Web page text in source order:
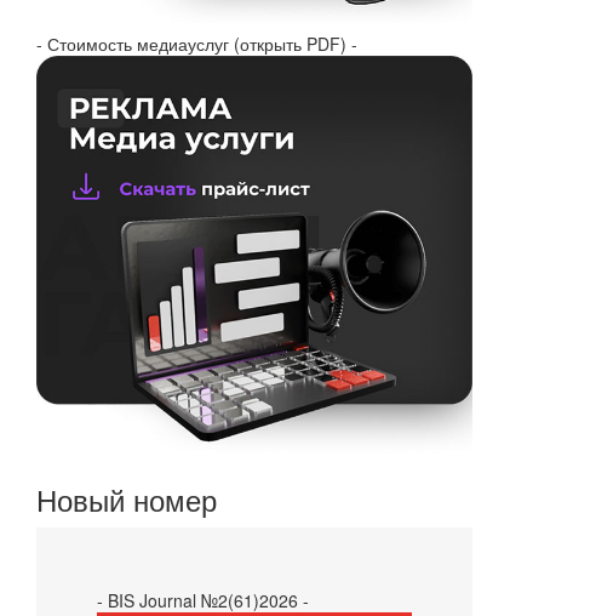
- Стоимость медиауслуг (открыть PDF) -
Новый номер
- BIS Journal №2(61)2026 -